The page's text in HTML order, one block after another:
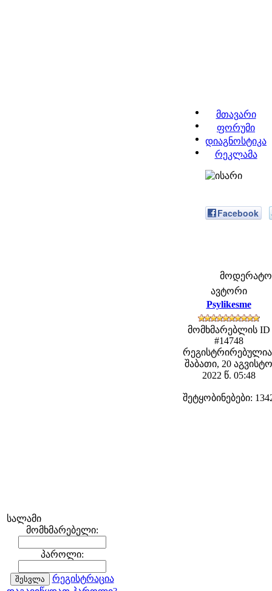
მთავარი
ფორუმი
დიაგნოსტიკა
რეკლამა
სალამი
მომხმარებელი:
პაროლი:
რეგისტრაცია
Facebook
ავტორი
Psylikesme
მომხმარებლის ID
#14748
შაბათი, 20 აგვისტო
2022 წ. 05:48
შეტყობინებები: